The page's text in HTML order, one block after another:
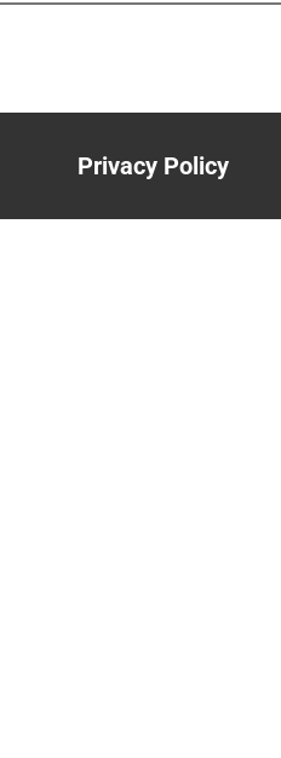
Footer
menu
Privacy Policy